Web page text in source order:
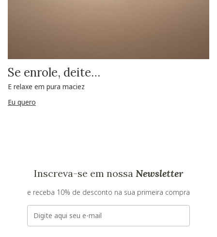
Se enrole, deite…
E relaxe em pura maciez
Eu quero
Inscreva-se em nossa Newsletter
e receba 10% de desconto na sua primeira compra
E-mail